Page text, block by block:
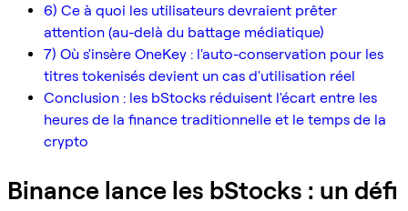
6) Ce à quoi les utilisateurs devraient prêter
attention (au-delà du battage médiatique)
7) Où s'insère OneKey : l'auto-conservation pour les
titres tokenisés devient un cas d'utilisation réel
Conclusion : les bStocks réduisent l'écart entre les
heures de la finance traditionnelle et le temps de la
crypto
Binance lance les bStocks : un défi